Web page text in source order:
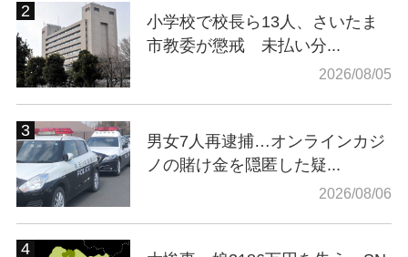
小学校で校長ら13人、さいたま
市教委が懲戒 未払い分...
2026/08/05
男女7人再逮捕…オンラインカジ
ノの賭け金を隠匿した疑...
2026/08/06